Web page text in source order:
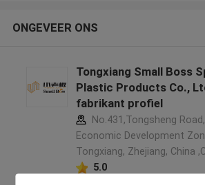
ONGEVEER ONS
Tongxiang Small Boss
Plastic Products Co.,
fabrikant profiel
No.431,Tongsheng Road,
Economic Development
Tongxiang, Zhejiang, China
5.0